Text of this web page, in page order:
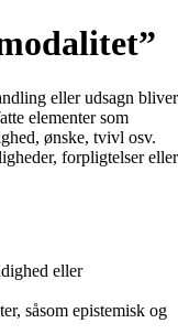
eller udsagn bliver
elementer som
ønske, tvivl osv.
forpligtelser eller
eller
såsom epistemisk og